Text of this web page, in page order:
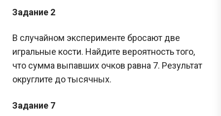
Задание 2
В случайном эксперименте бросают две
игральные кости. Найдите вероятность того,
что сумма выпавших очков равна 7. Результат
округлите до тысячных.
Задание 7